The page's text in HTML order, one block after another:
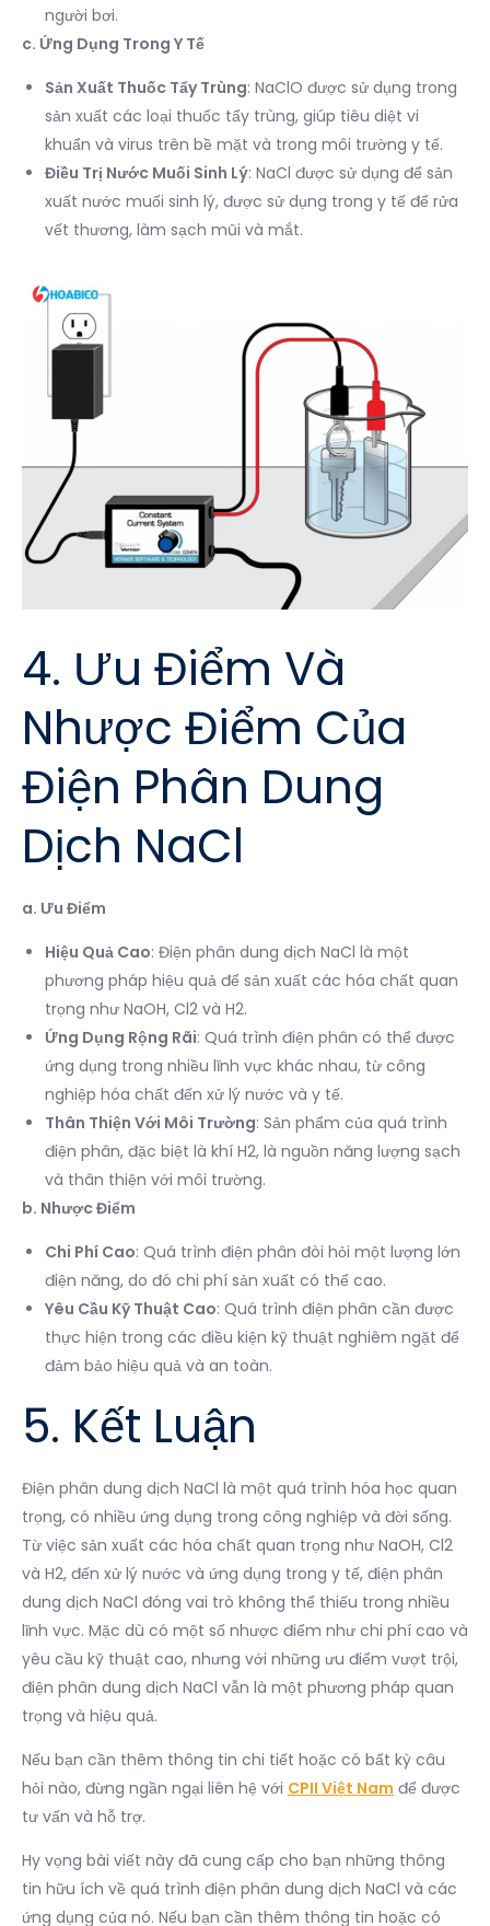
người bơi.
c. Ứng Dụng Trong Y Tế
Sản Xuất Thuốc Tẩy Trùng: NaClO được sử dụng trong
sản xuất các loại thuốc tẩy trùng, giúp tiêu diệt vi
khuẩn và virus trên bề mặt và trong môi trường y tế.
Điều Trị Nước Muối Sinh Lý: NaCl được sử dụng để sản
xuất nước muối sinh lý, được sử dụng trong y tế để rửa
vết thương, làm sạch mũi và mắt.
4. Ưu Điểm Và
Nhược Điểm Của
Điện Phân Dung
Dịch NaCl
a. Ưu Điểm
Hiệu Quả Cao: Điện phân dung dịch NaCl là một
phương pháp hiệu quả để sản xuất các hóa chất quan
trọng như NaOH, Cl2 và H2.
Ứng Dụng Rộng Rãi: Quá trình điện phân có thể được
ứng dụng trong nhiều lĩnh vực khác nhau, từ công
nghiệp hóa chất đến xử lý nước và y tế.
Thân Thiện Với Môi Trường: Sản phẩm của quá trình
điện phân, đặc biệt là khí H2, là nguồn năng lượng sạch
và thân thiện với môi trường.
b. Nhược Điểm
Chi Phí Cao: Quá trình điện phân đòi hỏi một lượng lớn
điện năng, do đó chi phí sản xuất có thể cao.
Yêu Cầu Kỹ Thuật Cao: Quá trình điện phân cần được
thực hiện trong các điều kiện kỹ thuật nghiêm ngặt để
đảm bảo hiệu quả và an toàn.
5. Kết Luận
Điện phân dung dịch NaCl là một quá trình hóa học quan
trọng, có nhiều ứng dụng trong công nghiệp và đời sống.
Từ việc sản xuất các hóa chất quan trọng như NaOH, Cl2
và H2, đến xử lý nước và ứng dụng trong y tế, điện phân
dung dịch NaCl đóng vai trò không thể thiếu trong nhiều
lĩnh vực. Mặc dù có một số nhược điểm như chi phí cao và
yêu cầu kỹ thuật cao, nhưng với những ưu điểm vượt trội,
điện phân dung dịch NaCl vẫn là một phương pháp quan
trọng và hiệu quả.
Nếu bạn cần thêm thông tin chi tiết hoặc có bất kỳ câu
hỏi nào, đừng ngần ngại liên hệ với CPII Việt Nam để được
tư vấn và hỗ trợ.
Hy vọng bài viết này đã cung cấp cho bạn những thông
tin hữu ích về quá trình điện phân dung dịch NaCl và các
ứng dụng của nó. Nếu bạn cần thêm thông tin hoặc có